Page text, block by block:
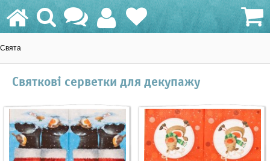
Свята
Святкові серветки для декупажу